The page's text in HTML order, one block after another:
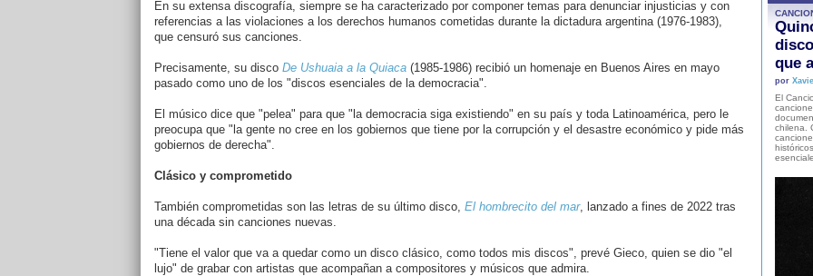
En su extensa discografía, siempre se ha caracterizado por componer temas para denunciar injusticias y con
referencias a las violaciones a los derechos humanos cometidas durante la dictadura argentina (1976-1983),
que censuró sus canciones.
Precisamente, su disco De Ushuaia a la Quiaca(1985-1986) recibió un homenaje en Buenos Aires en mayo
pasado como uno de los "discos esenciales de la democracia".
El músico dice que "pelea" para que "la democracia siga existiendo" en su país y toda Latinoamérica, pero le
preocupa que "la gente no cree en los gobiernos que tiene por la corrupción y el desastre económico y pide más
gobiernos de derecha".
Clásico y comprometido
También comprometidas son las letras de su último disco, El hombrecito del mar, lanzado a fines de 2022 tras
una década sin canciones nuevas.
"Tiene el valor que va a quedar como un disco clásico, como todos mis discos", prevé Gieco, quien se dio "el
lujo" de grabar con artistas que acompañan a compositores y músicos que admira.
que
por
El
chilena.